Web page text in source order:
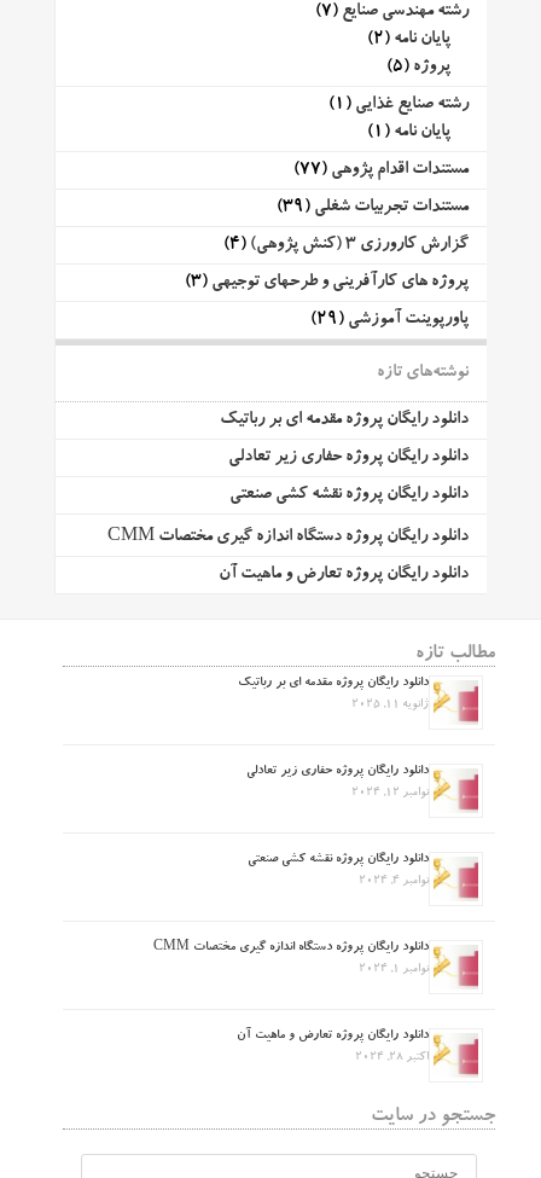
رشته مهندسی صنایع (7)
پایان نامه (2)
پروژه (5)
رشته صنایع غذایی (1)
پایان نامه (1)
مستندات اقدام پژوهی (77)
مستندات تجربیات شغلی (39)
گزارش کارورزی 3 (کنش پژوهی)
(4)
پروژه های کارآفرینی و طرحهای توجیهی (3)
پاورپوینت آموزشی (29)
نوشته‌های تازه
دانلود رایگان پروژه مقدمه ای بر رباتیک
دانلود رایگان پروژه حفاری زیر تعادلی
دانلود رایگان پروژه نقشه کشی صنعتی
دانلود رایگان پروژه دستگاه اندازه گیری مختصات CMM
دانلود رایگان پروژه تعارض و ماهیت آن
مطالب تازه
دانلود رایگان پروژه مقدمه ای بر رباتیک
ژانویه 11, 2025
دانلود رایگان پروژه حفاری زیر تعادلی
نوامبر 12, 2024
دانلود رایگان پروژه نقشه کشی صنعتی
نوامبر 4, 2024
دانلود رایگان پروژه دستگاه اندازه گیری مختصات CMM
نوامبر 1, 2024
دانلود رایگان پروژه تعارض و ماهیت آن
اکتبر 28, 2024
جستجو در سایت